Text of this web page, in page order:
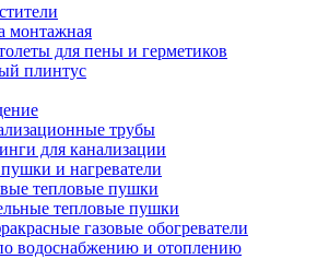
монтажная
для пены и герметиков
плинтус
трубы
для канализации
и нагреватели
тепловые пушки
тепловые пушки
газовые обогреватели
водоснабжению и отоплению